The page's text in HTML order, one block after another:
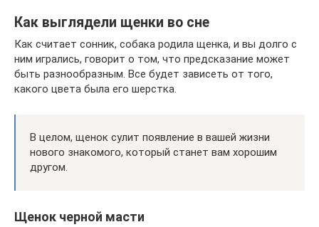
Как выглядели щенки во сне
Как считает сонник, собака родила щенка, и вы долго с
ним игрались, говорит о том, что предсказание может
быть разнообразным. Все будет зависеть от того,
какого цвета была его шерстка.
В целом, щенок сулит появление в вашей жизни
нового знакомого, который станет вам хорошим
другом.
Щенок черной масти